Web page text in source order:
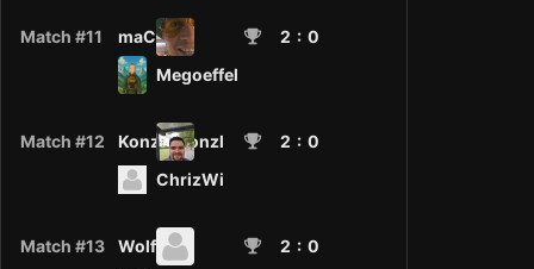
Match #11 maCe 2 : 0
Megoeffel
Match #12 Konzl_Monzl 2 : 0
ChrizWi
Match #13 Wolf97 2 : 0